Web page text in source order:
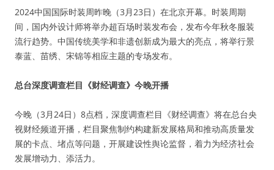
2024中国国际时装周昨晚（3月23日）在北京开幕。时装周期
间，国内外设计师将举办超百场时装发布会，发布今年秋冬服装
流行趋势。中国传统美学和非遗创新成为最大的亮点，将举行景
泰蓝、苗绣、宋锦等相应主题的专场发布。
总台深度调查栏目《财经调查》今晚开播
今晚（3月24日）8点档，深度调查栏目《财经调查》将在总台央
视财经频道开播，栏目聚焦制约构建新发展格局和推动高质量发
展的卡点、堵点等问题，开展建设性舆论监督，着力为经济社会
发展增动力、添活力。